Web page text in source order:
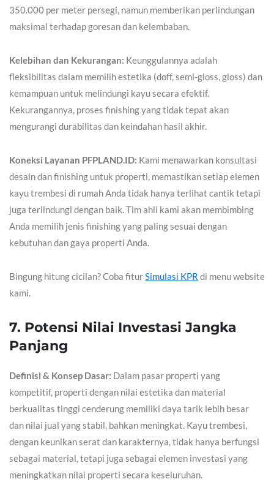
350.000 per meter persegi, namun memberikan perlindungan
maksimal terhadap goresan dan kelembaban.
Kelebihan dan Kekurangan: Keunggulannya adalah
fleksibilitas dalam memilih estetika (doff, semi-gloss, gloss) dan
kemampuan untuk melindungi kayu secara efektif.
Kekurangannya, proses finishing yang tidak tepat akan
mengurangi durabilitas dan keindahan hasil akhir.
Koneksi Layanan PFPLAND.ID: Kami menawarkan konsultasi
desain dan finishing untuk properti, memastikan setiap elemen
kayu trembesi di rumah Anda tidak hanya terlihat cantik tetapi
juga terlindungi dengan baik. Tim ahli kami akan membimbing
Anda memilih jenis finishing yang paling sesuai dengan
kebutuhan dan gaya properti Anda.
Bingung hitung cicilan? Coba fiturSimulasi KPR di menu website
kami.
7. Potensi Nilai Investasi Jangka
Panjang
Definisi & Konsep Dasar: Dalam pasar properti yang
kompetitif, properti dengan nilai estetika dan material
berkualitas tinggi cenderung memiliki daya tarik lebih besar
dan nilai jual yang stabil, bahkan meningkat. Kayu trembesi,
dengan keunikan serat dan karakternya, tidak hanya berfungsi
sebagai material, tetapi juga sebagai elemen investasi yang
meningkatkan nilai properti secara keseluruhan.